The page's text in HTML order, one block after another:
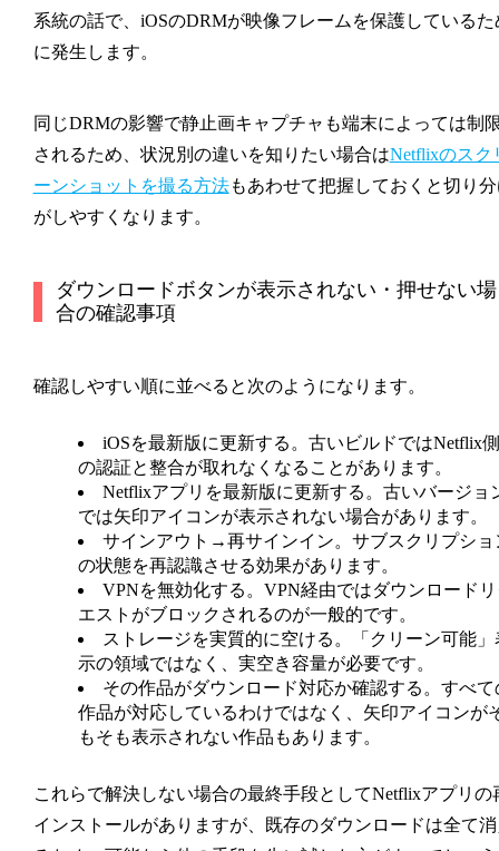
系統の話で、iOSのDRMが映像フレームを保護しているた
に発生します。
同じDRMの影響で静止画キャプチャも端末によっては制
されるため、状況別の違いを知りたい場合はNetflixのスク
ーンショットを撮る方法もあわせて把握しておくと切り
がしやすくなります。
ダウンロードボタンが表示されない・押せない場
合の確認事項
確認しやすい順に並べると次のようになります。
iOSを最新版に更新する。 古いビルドではNetflix側
の認証と整合が取れなくなることがあります。
Netflixアプリを最新版に更新する。 古いバージョ
では矢印アイコンが表示されない場合があります。
サインアウト→再サインイン。 サブスクリプショ
の状態を再認識させる効果があります。
VPNを無効化する。 VPN経由ではダウンロード
エストがブロックされるのが一般的です。
ストレージを実質的に空ける。
「クリーン可能」
示の領域ではなく、実空き容量が必要です。
その作品がダウンロード対応か確認する。 すべて
作品が対応しているわけではなく、矢印アイコンが
もそも表示されない作品もあります。
これらで解決しない場合の最終手段としてNetflixアプリの
インストールがありますが、既存のダウンロードは全て